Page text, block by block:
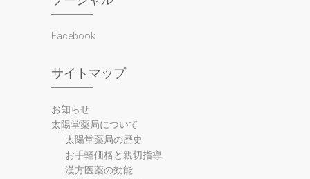
Facebook
サイトマップ
お知らせ
太陽堂薬局について
太陽堂薬局の歴史
お手軽価格と親切指導
漢方医薬の効能